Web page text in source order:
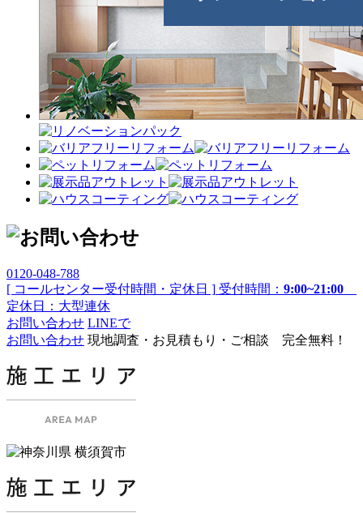
0120-048-788
[ コールセンター受付時間・定休日 ] 受付時間： 9:00~21:00
定休日：大型連休
お問い合わせ LINEで
お問い合わせ 現地調査・お見積もり・ご相談 完全無料！